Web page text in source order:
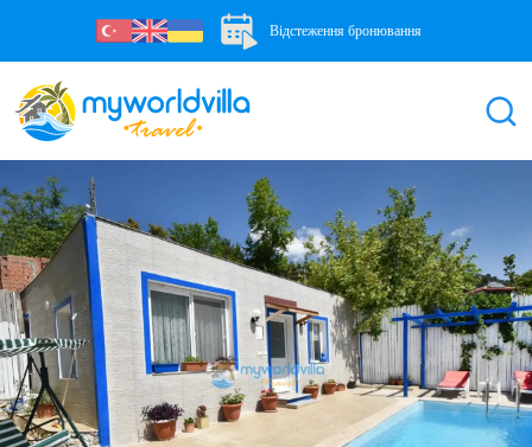
Відстеження бронювання